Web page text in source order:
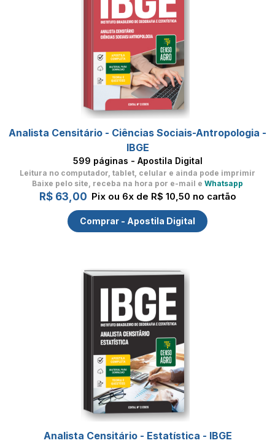
Analista Censitário - Ciências Sociais-Antropologia -
IBGE
599 páginas - Apostila Digital
Leitura no computador, tablet, celular e ainda pode imprimir
Baixe pelo site, receba na hora por e-mail e Whatsapp
R$ 63,00 Pix ou 6x de R$ 10,50 no cartão
Comprar - Apostila Digital
Analista Censitário - Estatística - IBGE